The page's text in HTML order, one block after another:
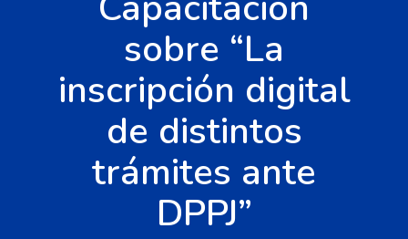
sobre “La
inscripción digital
de distintos
trámites ante
DPPJ”